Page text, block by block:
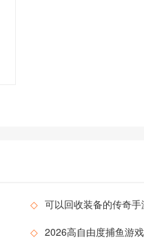
◇ 可以回收装备的传奇
◇ 2026高自由度捕鱼游